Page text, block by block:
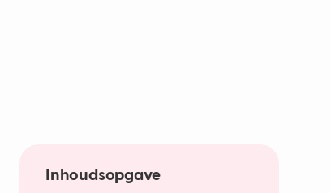
Inhoudsopgave